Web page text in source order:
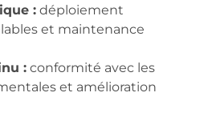
: déploiement
et maintenance
: conformité avec les
et amélioration